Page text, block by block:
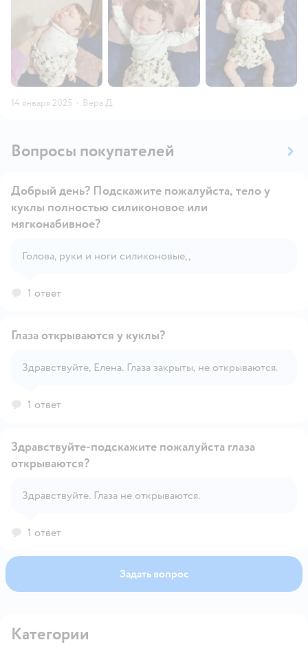
14 января 2025 · Вера Д.
Вопросы покупателей
Добрый день? Подскажите пожалуйста, тело у
куклы полностью силиконовое или
мягконабивное?
Голова, руки и ноги силиконовые,,
1 ответ
Открыть вопрос
Глаза открываются у куклы?
Здравствуйте, Елена. Глаза закрыты, не открываются.
1 ответ
Открыть вопрос
Здравствуйте-подскажите пожалуйста глаза
открываются?
Здравствуйте. Глаза не открываются.
1 ответ
Задать вопрос
Категории